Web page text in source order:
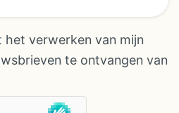
verwerken van mijn
te ontvangen van